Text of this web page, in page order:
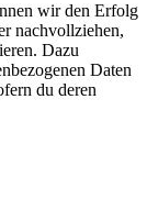
wir den Erfolg
nachvollziehen,
Dazu
Daten
du deren